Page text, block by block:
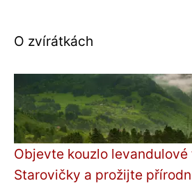
O zvírátkách
Objevte kouzlo levandulové
Starovičky a prožijte